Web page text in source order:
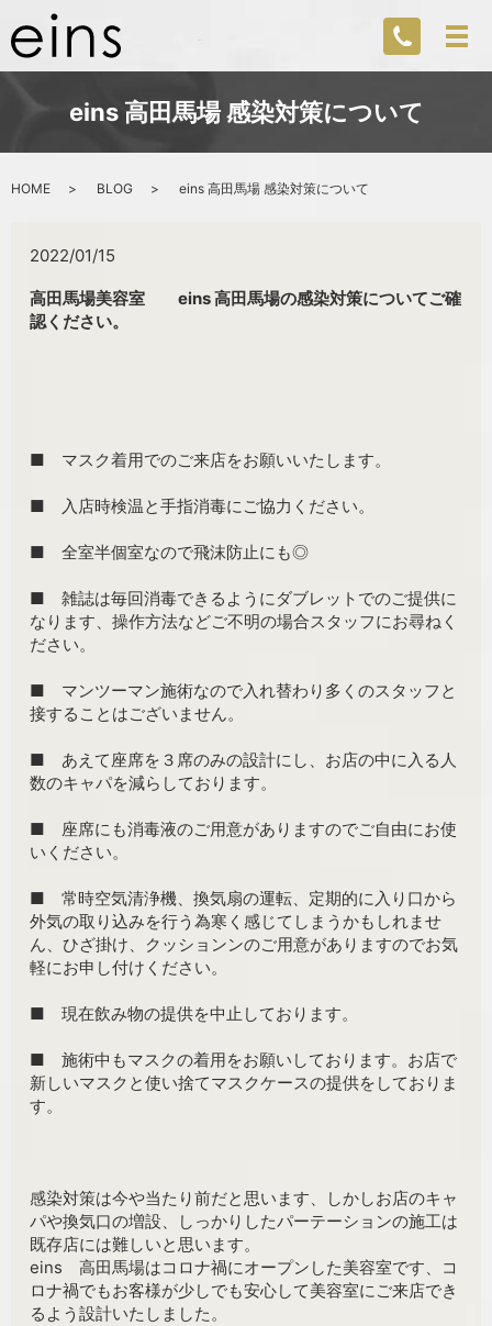
eins 高田馬場 感染対策について
HOME BLOG eins 高田馬場 感染対策について
2022/01/15
高田馬場美容室 eins 高田馬場の感染対策についてご確
認ください。
■ マスク着用でのご来店をお願いいたします。
■ 入店時検温と手指消毒にご協力ください。
■ 全室半個室なので飛沫防止にも◎
■ 雑誌は毎回消毒できるようにダブレットでのご提供に
なります、操作方法などご不明の場合スタッフにお尋ねく
ださい。
■ マンツーマン施術なので入れ替わり多くのスタッフと
接することはございません。
■ あえて座席を３席のみの設計にし、お店の中に入る人
数のキャパを減らしております。
■ 座席にも消毒液のご用意がありますのでご自由にお使
いください。
■ 常時空気清浄機、換気扇の運転、定期的に入り口から
外気の取り込みを行う為寒く感じてしまうかもしれませ
ん、ひざ掛け、クッションンのご用意がありますのでお気
軽にお申し付けください。
■ 現在飲み物の提供を中止しております。
■ 施術中もマスクの着用をお願いしております。お店で
新しいマスクと使い捨てマスクケースの提供をしておりま
す。
感染対策は今や当たり前だと思います、しかしお店のキャ
パや換気口の増設、しっかりしたパーテーションの施工は
既存店には難しいと思います。
eins 高田馬場はコロナ禍にオープンした美容室です、コ
ロナ禍でもお客様が少しでも安心して美容室にご来店でき
るよう設計いたしました。